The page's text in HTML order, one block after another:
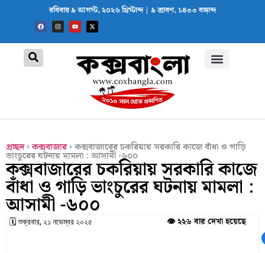
রবিবার ৯ আগস্ট, ২০২৬ খ্রিস্টাব্দ | ৯ শ্রাবণ, ১৪৩৩ বঙ্গাব্দ
প্রচ্ছদ›কক্সবাজার›কক্সবাজারের চকরিয়ায় সরকারি কাজে বাঁধা ও গাড়ি
ভাংচুরের ঘটনায় মামলা : আসামী -৬০০
কক্সবাজারের চকরিয়ায় সরকারি কাজে
বাঁধা ও গাড়ি ভাংচুরের ঘটনায় মামলা :
আসামী -৬০০
🗓 শুক্রবার, ২১ নভেম্বর ২০২৫ 👁️ ২২৬ বার দেখা হয়েছে